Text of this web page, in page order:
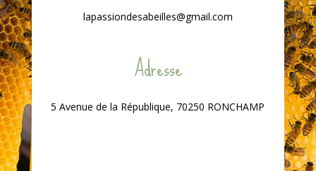
lapassiondesabeilles@gmail.com
Adresse
5 Avenue de la République, 70250 RONCHAMP